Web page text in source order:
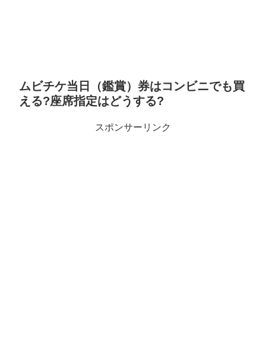
ムビチケ当日（鑑賞）券はコンビニでも買
える?座席指定はどうする?
スポンサーリンク